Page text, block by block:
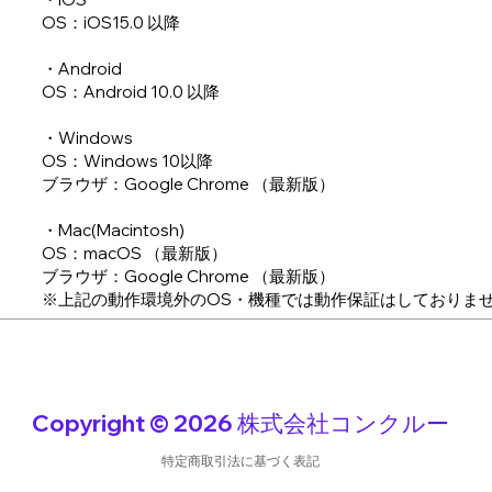
OS：iOS15.0 以降
・Android
OS：Android 10.0 以降
・Windows
OS：Windows 10以降
ブラウザ：Google Chrome （最新版）
・Mac(Macintosh)
OS：macOS （最新版）
ブラウザ：Google Chrome （最新版）
※上記の動作環境外のOS・機種では動作保証はしておりま
Copyright © 2026 株式会社コンクルー
特定商取引法に基づく表記